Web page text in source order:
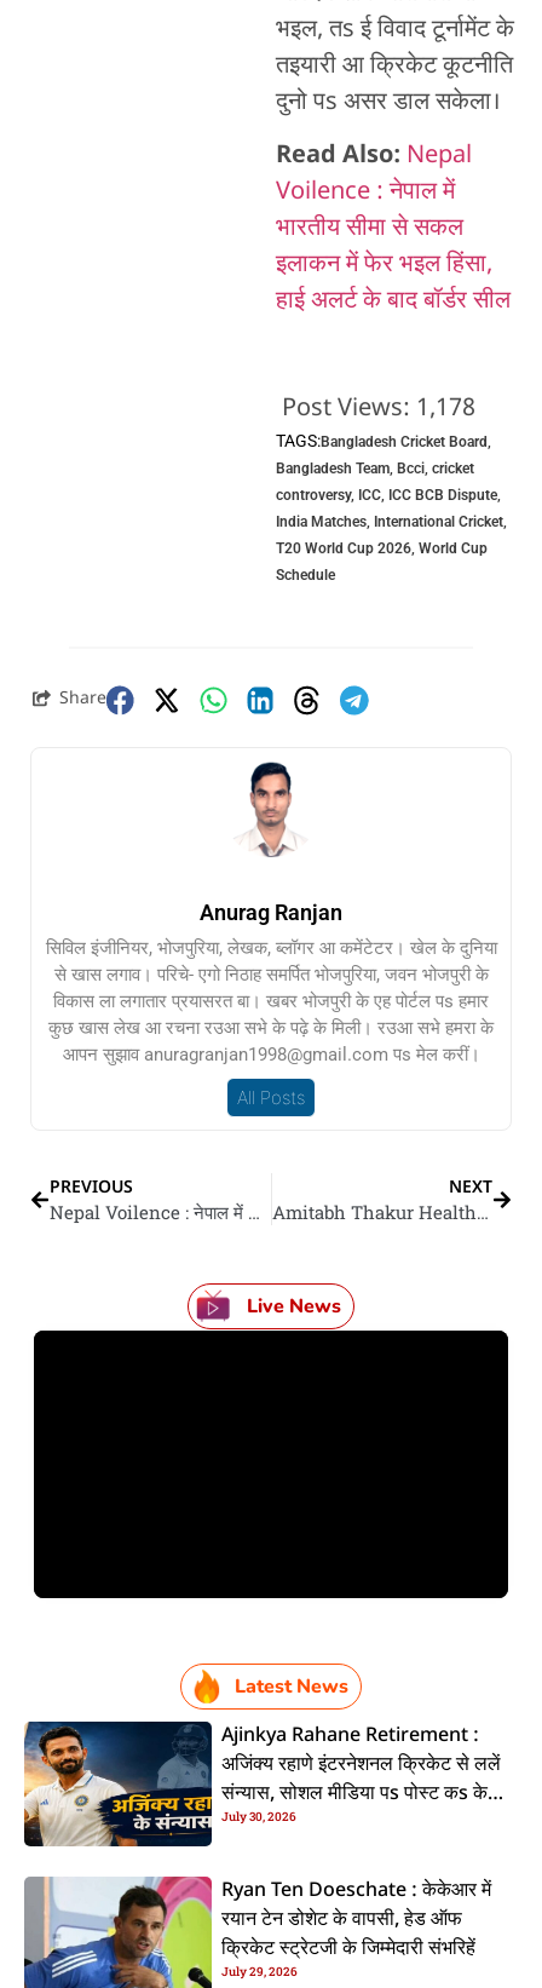
भइल, तs ई विवाद टूर्नामेंट के
तइयारी आ क्रिकेट कूटनीति
दुनो पs असर डाल सकेला।
Read Also: Nepal
Voilence : नेपाल में
भारतीय सीमा से सकल
इलाकन में फेर भइल हिंसा,
हाई अलर्ट के बाद बॉर्डर सील
Post Views: 1,178
TAGS:Bangladesh Cricket Board,
Bangladesh Team, Bcci, cricket
controversy, ICC, ICC BCB Dispute,
India Matches, International Cricket,
T20 World Cup 2026, World Cup
Schedule
Share
Anurag Ranjan
सिविल इंजीनियर, भोजपुरिया, लेखक, ब्लॉगर आ कमेंटेटर। खेल के दुनिया
से खास लगाव। परिचे- एगो निठाह समर्पित भोजपुरिया, जवन भोजपुरी के
विकास ला लगातार प्रयासरत बा। खबर भोजपुरी के एह पोर्टल पs हमार
कुछ खास लेख आ रचना रउआ सभे के पढ़े के मिली। रउआ सभे हमरा के
आपन सुझाव anuragranjan1998@gmail.com पs मेल करीं।
All Posts
PREVIOUS
Nepal Voilence : नेपाल में भारतीय सीमा से सकल इलाकन में फेर भइल हिंसा, हाई अलर्ट के बाद बॉर्डर सील
NEXT
Amitabh Thakur Health Update : देवरिया जेल में बंद पूर्व आईपीएस अमिताभ ठाकुर के तबीयत बिगड़ल, सीना में तेज दरद के बाद आधा रात के गोरखपुर रेफर भइलें, हार्ट अटैक के आशंका
Live News
Latest News
Ajinkya Rahane Retirement :
अजिंक्य रहाणे इंटरनेशनल क्रिकेट से ललें
संन्यास, सोशल मीडिया पs पोस्ट कs के
कइलें एलान
July 30, 2026
Ryan Ten Doeschate : केकेआर में
रयान टेन डोशेट के वापसी, हेड ऑफ
क्रिकेट स्ट्रेटजी के जिम्मेदारी संभरिहें
July 29, 2026